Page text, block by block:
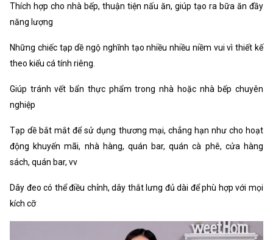
Thích hợp cho nhà bếp, thuận tiện nấu ăn, giúp tạo ra bữa ăn đầy
năng lượng
Những chiếc tạp dề ngộ nghĩnh tạo nhiều nhiều niềm vui vì thiết kế
theo kiểu cá tính riêng.
Giúp tránh vết bẩn thực phẩm trong nhà hoặc nhà bếp chuyên
nghiệp
Tạp dề bắt mắt để sử dụng thương mại, chẳng hạn như cho hoạt
động khuyến mãi, nhà hàng, quán bar, quán cà phê, cửa hàng
sách, quán bar, vv
Dây đeo có thể điều chỉnh, dây thắt lưng đủ dài để phù hợp với mọi
kích cỡ